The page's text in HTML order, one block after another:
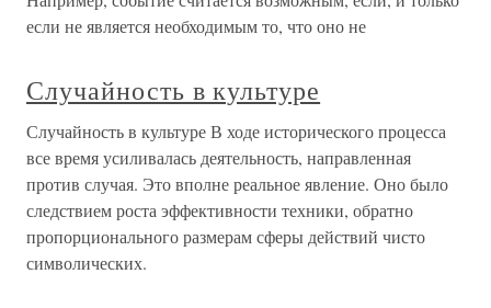
если не является необходимым то, что оно не
Случайность в культуре
Случайность в культуре В ходе исторического процесса
все время усиливалась деятельность, направленная
против случая. Это вполне реальное явление. Оно было
следствием роста эффективности техники, обратно
пропорционального размерам сферы действий чисто
символических.